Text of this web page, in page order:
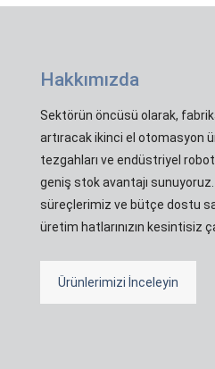
Hakkımızda
Sektörün öncüsü olarak,
artıracak ikinci el otomasyon
tezgahları ve endüstriyel
geniş stok avantajı
süreçlerimiz ve bütçe dostu
üretim hatlarınızın kesintisiz
Ürünlerimizi İnceleyin